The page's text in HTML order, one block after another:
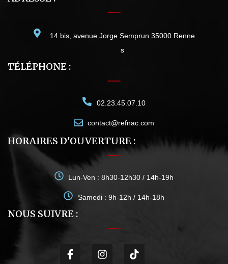
14 bis, avenue Jorge Semprun 35000 Renne
s
TÉLÉPHONE :
02.23.45.07.10
contact@refnac.com
HORAIRES D'OUVERTURE :
Lun-Ven : 8h30-12h30 / 14h-19h
Samedi : 9h-12h / 14h-18h
NOUS SUIVRE :